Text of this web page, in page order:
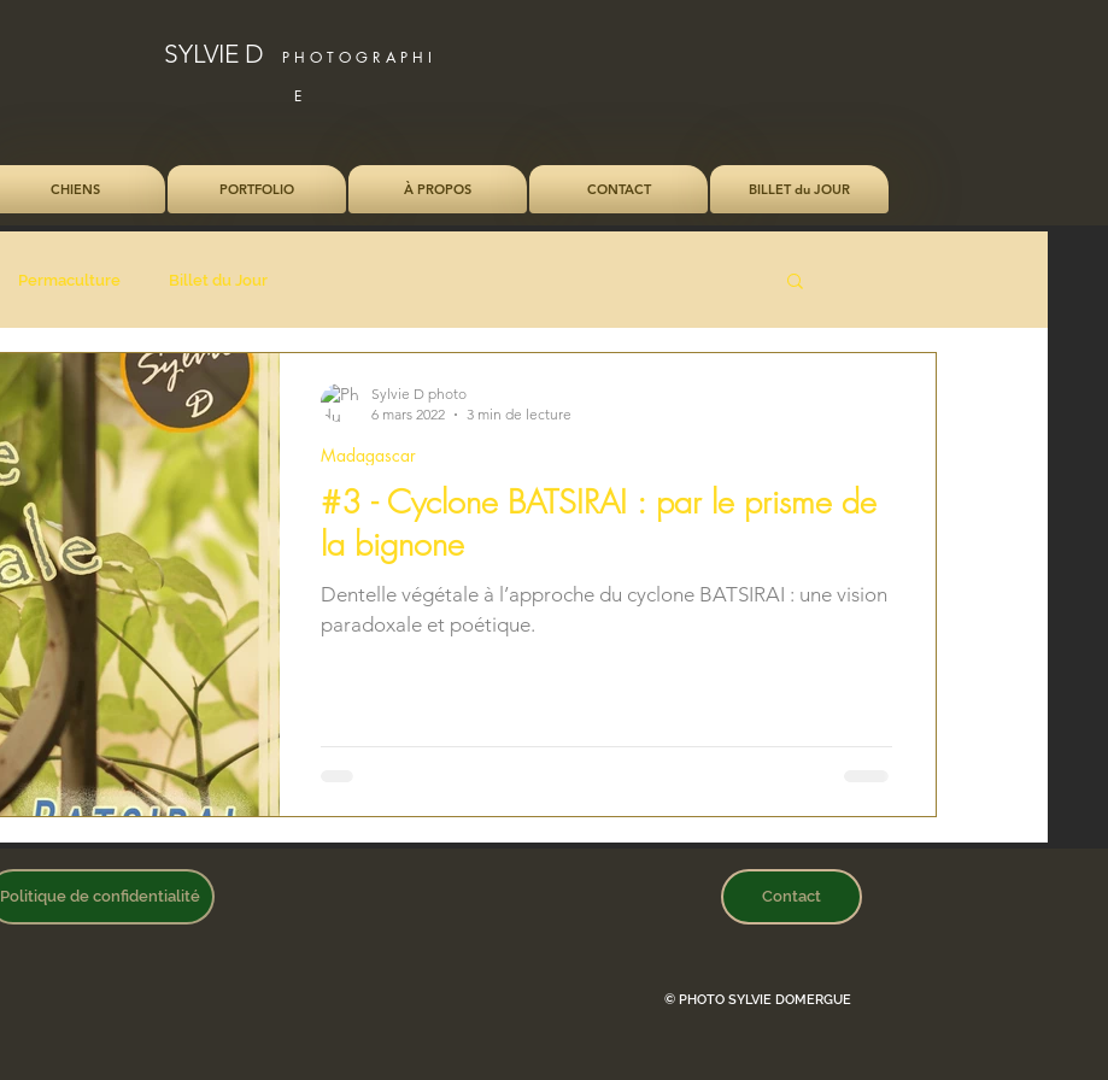
SYLVIE D
P H O T O G R A P H I
E
CHIENS PORTFOLIO À PROPOS CONTACT BILLET du JOUR
Permaculture Billet du Jour
#3 - Cyclone BATSIRAI : par le prisme de
la bignone
Dentelle végétale à l’approche du cyclone BATSIRAI : une vision
paradoxale et poétique.
Madagascar
Sylvie D photo
6 mars 2022
3 min de lecture
Politique de confidentialité Contact
© PHOTO SYLVIE DOMERGUE